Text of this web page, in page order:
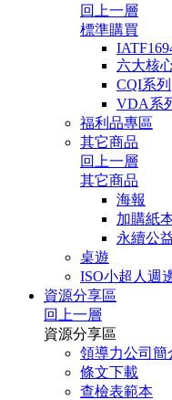
回上一層
標準購買
六大核
CQI系列
VDA系
福利品專區
其它商品
回上一層
其它商品
海報
加購紙
永續公
桌遊
ISO小超人週
資源分享區
回上一層
資源分享區
領導力公司簡
條文下載
查檢表範本